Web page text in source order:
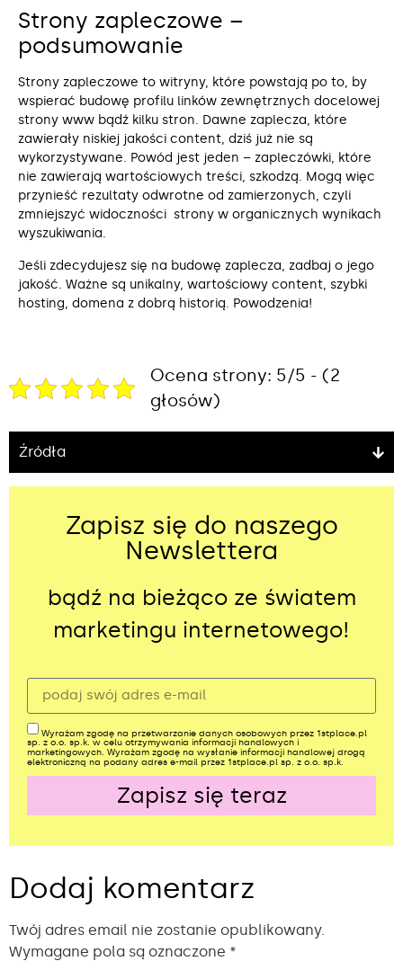
Strony zapleczowe –
podsumowanie
Strony zapleczowe to witryny, które powstają po to, by
wspierać budowę profilu linków zewnętrznych docelowej
strony www bądź kilku stron. Dawne zaplecza, które
zawierały niskiej jakości content, dziś już nie są
wykorzystywane. Powód jest jeden – zapleczówki, które
nie zawierają wartościowych treści, szkodzą. Mogą więc
przynieść rezultaty odwrotne od zamierzonych, czyli
zmniejszyć widoczności strony w organicznych wynikach
wyszukiwania.
Jeśli zdecydujesz się na budowę zaplecza, zadbaj o jego
jakość. Ważne są unikalny, wartościowy content, szybki
hosting, domena z dobrą historią. Powodzenia!
Ocena strony: 5/5 - (2
głosów)
Źródła
Zapisz się do naszego
Newslettera
bądź na bieżąco ze światem
marketingu internetowego!
Wyrażam zgodę na przetwarzanie danych osobowych przez 1stplace.pl
sp. z o.o. sp.k. w celu otrzymywania informacji handlowych i
marketingowych. Wyrażam zgodę na wysłanie informacji handlowej drogą
elektroniczną na podany adres e-mail przez 1stplace.pl sp. z o.o. sp.k.
Zapisz się teraz
Dodaj komentarz
Twój adres email nie zostanie opublikowany.
Wymagane pola są oznaczone *